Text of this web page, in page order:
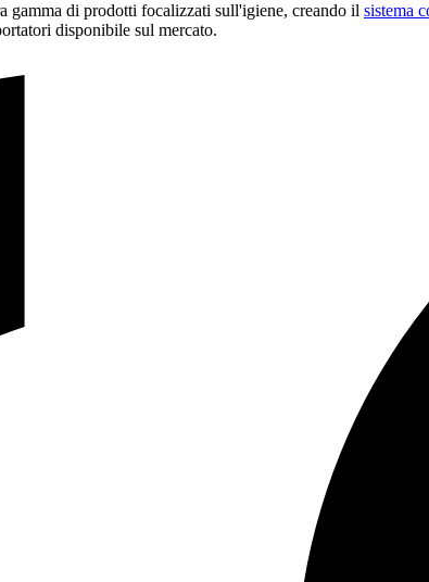
gamma di prodotti focalizzati sull'igiene, creando il sistema
disponibile sul mercato.